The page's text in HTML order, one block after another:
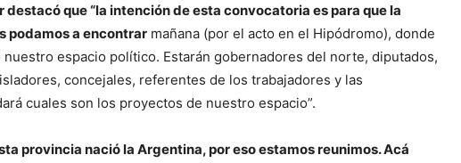
que “la intención de esta convocatoria es para que la
podamos a encontrar mañana (por el acto en el Hipódromo), donde
nuestro espacio político. Estarán gobernadores del norte, diputados,
concejales, referentes de los trabajadores y las
cuales son los proyectos de nuestro espacio”.
provincia nació la Argentina, por eso estamos reunimos. Acá